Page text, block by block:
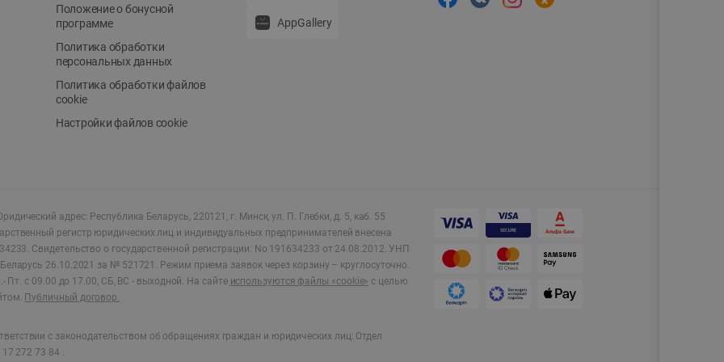
Положение о бонусной
программе
Политика обработки
персональных данных
Политика обработки файлов
cookie
Настройки файлов cookie
AppGallery
адрес: Республика Беларусь, 220121, г. Минск, ул. П. Глебки, д. 5, каб. 55
регистр юридических лиц и индивидуальных предпринимателей внесена
Свидетельство о государственной регистрации: No 191634233 от 24.08.2012. УНП
26.10.2021 за № 521721. Режим приема заявок через корзину – круглосуточно.
Пт. с 09.00 до 17.00, СБ, ВС - выходной. На сайте используются файлы «cookie» с целью
Публичный договор.
с законодательством об обращениях граждан и юридических лиц: Отдел
272 73 84 .